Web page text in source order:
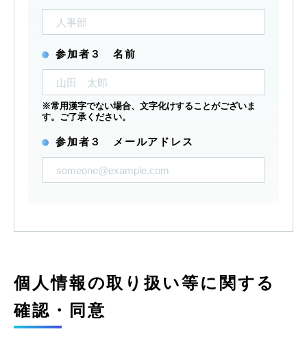
参加者３ 名前
※常用漢字でない場合、文字化けすることがございま
す。ご了承ください。
参加者３ メールアドレス
個人情報の取り扱い等に関する
確認・同意